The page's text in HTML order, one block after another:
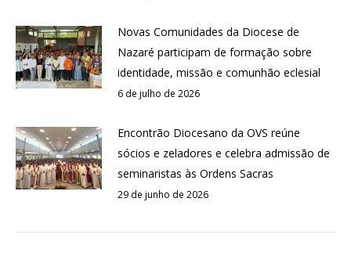
Novas Comunidades da Diocese de
Nazaré participam de formação sobre
identidade, missão e comunhão eclesial
6 de julho de 2026
Encontrão Diocesano da OVS reúne
sócios e zeladores e celebra admissão de
seminaristas às Ordens Sacras
29 de junho de 2026